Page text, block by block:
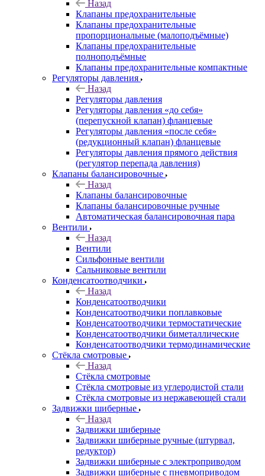
Назад
Клапаны предохранительные
Клапаны предохранительные
пропорциональные (малоподъёмные)
Клапаны предохранительные
полноподъёмные
Клапаны предохранительные компактные
Регуляторы давления
Назад
Регуляторы давления
Регуляторы давления «до себя»
(перепускной клапан) фланцевые
Регуляторы давления «после себя»
(редукционный клапан) фланцевые
Регуляторы давления прямого действия
(регулятор перепада давления)
Клапаны балансировочные
Назад
Клапаны балансировочные
Клапаны балансировочные ручные
Автоматическая балансировочная пара
Вентили
Назад
Вентили
Сильфонные вентили
Сальниковые вентили
Конденсатоотводчики
Назад
Конденсатоотводчики
Конденсатоотводчики поплавковые
Конденсатоотводчики термостатические
Конденсатоотводчики биметаллические
Конденсатоотводчики термодинамические
Стёкла смотровые
Назад
Стёкла смотровые
Стёкла смотровые из углеродистой стали
Стёкла смотровые из нержавеющей стали
Задвижки шиберные
Назад
Задвижки шиберные
Задвижки шиберные ручные (штурвал,
редуктор)
Задвижки шиберные с электроприводом
Задвижки шиберные с пневмоприводом